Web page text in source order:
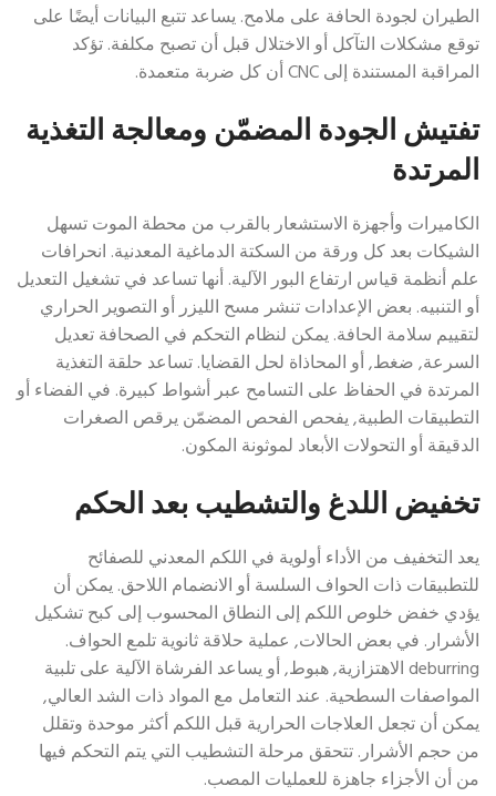
الطيران لجودة الحافة على ملامح. يساعد تتبع البيانات أيضًا على
توقع مشكلات التآكل أو الاختلال قبل أن تصبح مكلفة. تؤكد
المراقبة المستندة إلى CNC أن كل ضربة متعمدة.
تفتيش الجودة المضمّن ومعالجة التغذية
المرتدة
الكاميرات وأجهزة الاستشعار بالقرب من محطة الموت تسهل
الشيكات بعد كل ورقة من السكتة الدماغية المعدنية. انحرافات
علم أنظمة قياس ارتفاع البور الآلية. أنها تساعد في تشغيل التعديل
أو التنبيه. بعض الإعدادات تنشر مسح الليزر أو التصوير الحراري
لتقييم سلامة الحافة. يمكن لنظام التحكم في الصحافة تعديل
السرعة, ضغط, أو المحاذاة لحل القضايا. تساعد حلقة التغذية
المرتدة في الحفاظ على التسامح عبر أشواط كبيرة. في الفضاء أو
التطبيقات الطبية, يفحص الفحص المضمّن يرقص الصغرات
الدقيقة أو التحولات الأبعاد لموثونة المكون.
تخفيض اللدغ والتشطيب بعد الحكم
يعد التخفيف من الأداء أولوية في اللكم المعدني للصفائح
للتطبيقات ذات الحواف السلسة أو الانضمام اللاحق. يمكن أن
يؤدي خفض خلوص اللكم إلى النطاق المحسوب إلى كبح تشكيل
الأشرار. في بعض الحالات, عملية حلاقة ثانوية تلمع الحواف.
deburring الاهتزازية, هبوط, أو يساعد الفرشاة الآلية على تلبية
المواصفات السطحية. عند التعامل مع المواد ذات الشد العالي,
يمكن أن تجعل العلاجات الحرارية قبل اللكم أكثر موحدة وتقلل
من حجم الأشرار. تتحقق مرحلة التشطيب التي يتم التحكم فيها
من أن الأجزاء جاهزة للعمليات المصب.